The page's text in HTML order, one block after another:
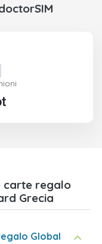
carte regalo
Grecia
Global